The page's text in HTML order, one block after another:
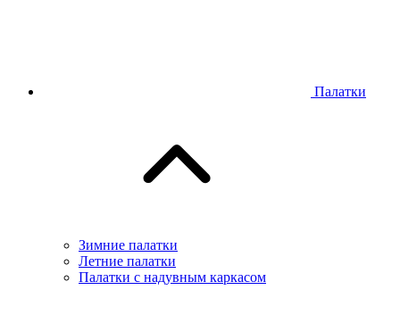
Палатки
Зимние палатки
Летние палатки
Палатки с надувным каркасом